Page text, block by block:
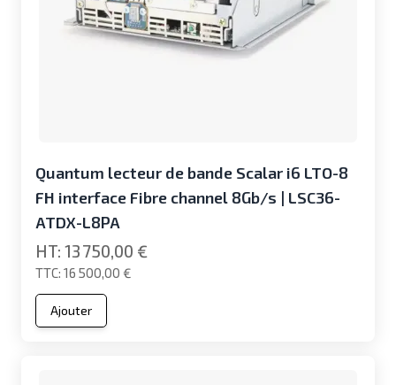
Quantum lecteur de bande Scalar i6 LTO-8
FH interface Fibre channel 8Gb/s | LSC36-
ATDX-L8PA
16 500,00 €
13 750,00 €
Ajouter